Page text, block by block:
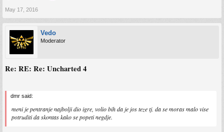
May 17, 2016
Vedo
Moderator
Re: RE: Re: Uncharted 4
dmr said:
meni je pentranje najbolji dio igre, volio bih da je jos teze tj. da se moras malo vise
potruditi da skontas kako se popeti negdje.